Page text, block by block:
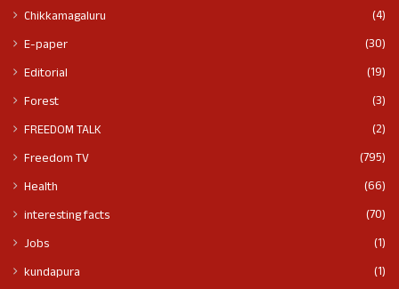
Chikkamagaluru
(4)
E-paper
(30)
Editorial
(19)
Forest
(3)
FREEDOM TALK
(2)
Freedom TV
(795)
Health
(66)
interesting facts
(70)
Jobs
(1)
kundapura
(1)